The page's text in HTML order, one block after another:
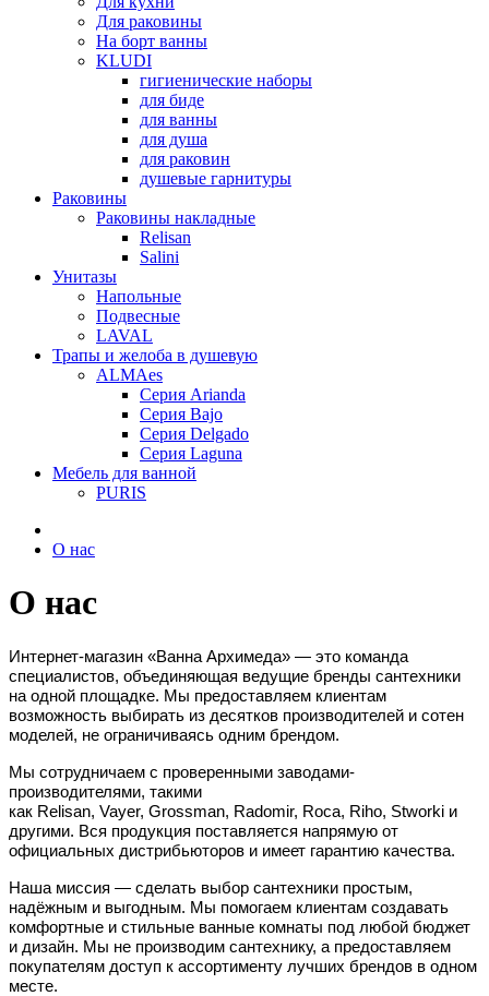
Для раковины
На борт ванны
KLUDI
гигиенические наборы
для биде
для ванны
для душа
для раковин
душевые гарнитуры
Раковины
Раковины накладные
Relisan
Salini
Унитазы
Напольные
Подвесные
LAVAL
Трапы и желоба в душевую
ALMAes
Серия Arianda
Серия Bajo
Серия Delgado
Серия Laguna
Мебель для ванной
PURIS
О нас
О нас
Интернет-магазин «Ванна Архимеда» — это команда
специалистов, объединяющая ведущие бренды сантехники
на одной площадке. Мы предоставляем клиентам
возможность выбирать из десятков производителей и сотен
моделей, не ограничиваясь одним брендом.
Мы сотрудничаем с проверенными заводами-
производителями, такими
как Relisan, Vayer, Grossman, Radomir, Roca, Riho, Stworki и
другими. Вся продукция поставляется напрямую от
официальных дистрибьюторов и имеет гарантию качества.
Наша миссия — сделать выбор сантехники простым,
надёжным и выгодным. Мы помогаем клиентам создавать
комфортные и стильные ванные комнаты под любой бюджет
и дизайн. Мы не производим сантехнику, а предоставляем
покупателям доступ к ассортименту лучших брендов в одном
месте.